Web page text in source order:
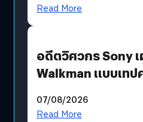
Read More
อดีตวิศวกร Sony
Walkman แบบเทป
07/08/2026
Read More